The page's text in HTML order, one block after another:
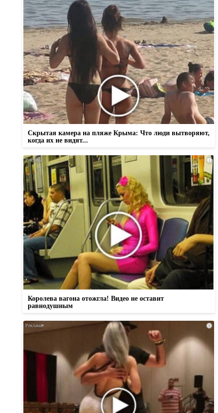
Скрытая камера на пляже Крыма: Что люди вытворяют,
когда их не видят...
i
Королева вагона отожгла! Видео не оставит
равнодушным
i